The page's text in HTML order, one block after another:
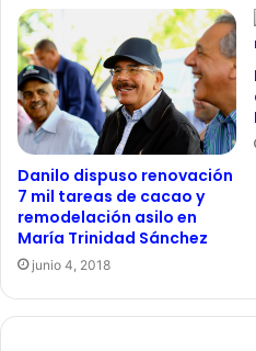
Danilo dispuso renovación
7 mil tareas de cacao y
remodelación asilo en
María Trinidad Sánchez
junio 4, 2018